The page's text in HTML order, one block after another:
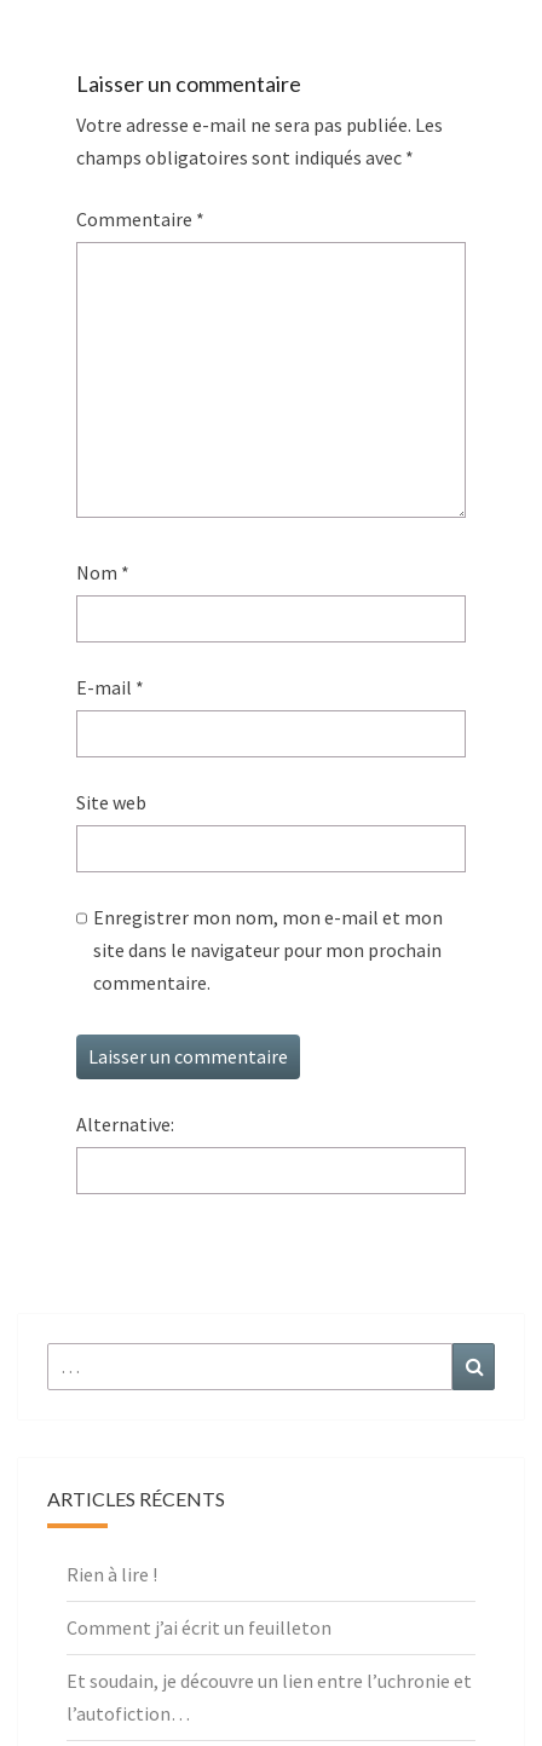
Laisser un commentaire
Votre adresse e-mail ne sera pas publiée. Les
champs obligatoires sont indiqués avec *
Commentaire *
Nom *
E-mail *
Site web
Enregistrer mon nom, mon e-mail et mon
site dans le navigateur pour mon prochain
commentaire.
Alternative:
ARTICLES RÉCENTS
Rien à lire !
Comment j’ai écrit un feuilleton
Et soudain, je découvre un lien entre l’uchronie et
l’autofiction…